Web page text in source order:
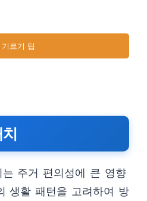
르기 팁
주거 편의성에 큰 영향
생활 패턴을 고려하여 방